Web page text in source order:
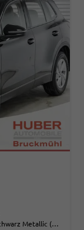
Grenadillschwarz Metallic (0E)